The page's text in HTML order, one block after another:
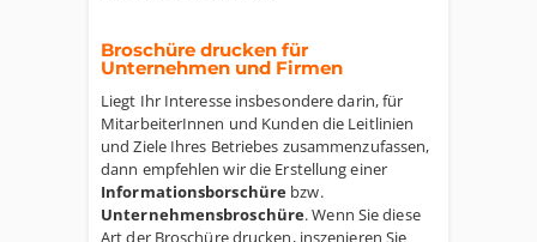
Broschüre drucken für
Unternehmen und Firmen
Liegt Ihr Interesse insbesondere darin, für
MitarbeiterInnen und Kunden die Leitlinien
und Ziele Ihres Betriebes zusammenzufassen,
dann empfehlen wir die Erstellung einer
Informationsborschüre bzw.
Unternehmensbroschüre. Wenn Sie diese
Art der Broschüre drucken, inszenieren Sie